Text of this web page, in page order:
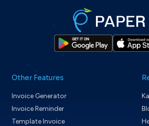
Other Features
Invoice Generator
Invoice Reminder
Template Invoice